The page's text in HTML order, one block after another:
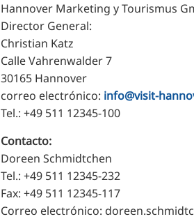
Hannover Marketing y Tourismus
Director General:
Christian Katz
Calle Vahrenwalder 7
30165 Hannover
correo electrónico: info@visit-
Tel.: +49 511 12345-100
Contacto:
Doreen Schmidtchen
Tel.: +49 511 12345-232
Fax: +49 511 12345-117
Correo electrónico: